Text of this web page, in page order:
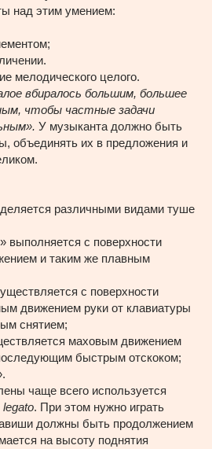
над этим умением:
мелодического целого.
вбиралось большим, большее
чтобы частные задачи
У музыканта должно быть
объединять их в предложения и
различными видами туше
выполняется с поверхности
и таким же плавным
с поверхности
движением руки от клавиатуры
снятием;
маховым движением
быстрым отскоком;
чаще всего используется
legato. При этом нужно играть
должны быть продолжением
на высоту поднятия